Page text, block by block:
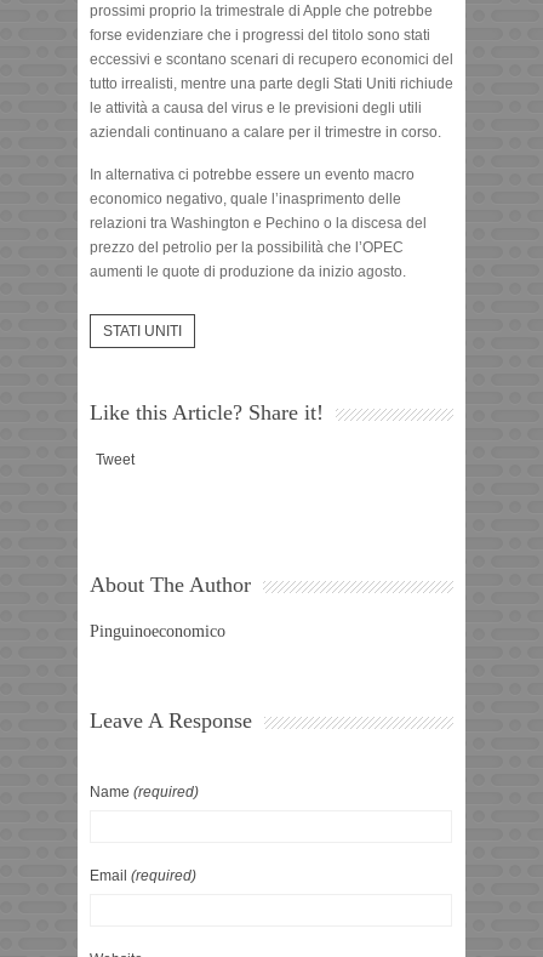
prossimi proprio la trimestrale di Apple che potrebbe
forse evidenziare che i progressi del titolo sono stati
eccessivi e scontano scenari di recupero economici del
tutto irrealisti, mentre una parte degli Stati Uniti richiude
le attività a causa del virus e le previsioni degli utili
aziendali continuano a calare per il trimestre in corso.
In alternativa ci potrebbe essere un evento macro
economico negativo, quale l’inasprimento delle
relazioni tra Washington e Pechino o la discesa del
prezzo del petrolio per la possibilità che l’OPEC
aumenti le quote di produzione da inizio agosto.
STATI UNITI
Like this Article? Share it!
Tweet
About The Author
Pinguinoeconomico
Leave A Response
Name (required)
Email (required)